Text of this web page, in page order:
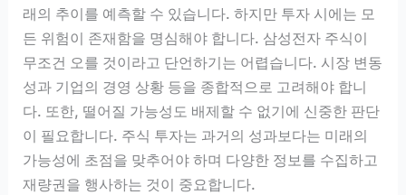
래의 추이를 예측할 수 있습니다. 하지만 투자 시에는 모
든 위험이 존재함을 명심해야 합니다. 삼성전자 주식이
무조건 오를 것이라고 단언하기는 어렵습니다. 시장 변동
성과 기업의 경영 상황 등을 종합적으로 고려해야 합니
다. 또한, 떨어질 가능성도 배제할 수 없기에 신중한 판단
이 필요합니다. 주식 투자는 과거의 성과보다는 미래의
가능성에 초점을 맞추어야 하며 다양한 정보를 수집하고
재량권을 행사하는 것이 중요합니다.